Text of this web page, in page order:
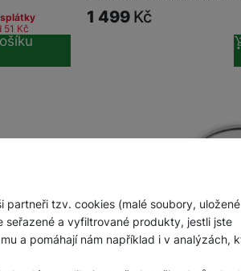
partneři tzv. cookies (malé soubory,
seřazené a vyfiltrované produkty, jestli jste
a pomáhají nám například i v analýzách,
51 Kč
1 499 Kč